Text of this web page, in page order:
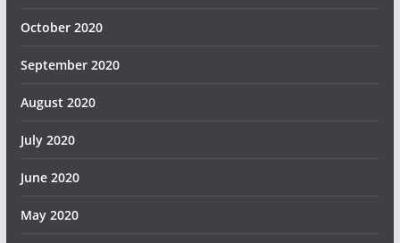
October 2020
September 2020
August 2020
July 2020
June 2020
May 2020